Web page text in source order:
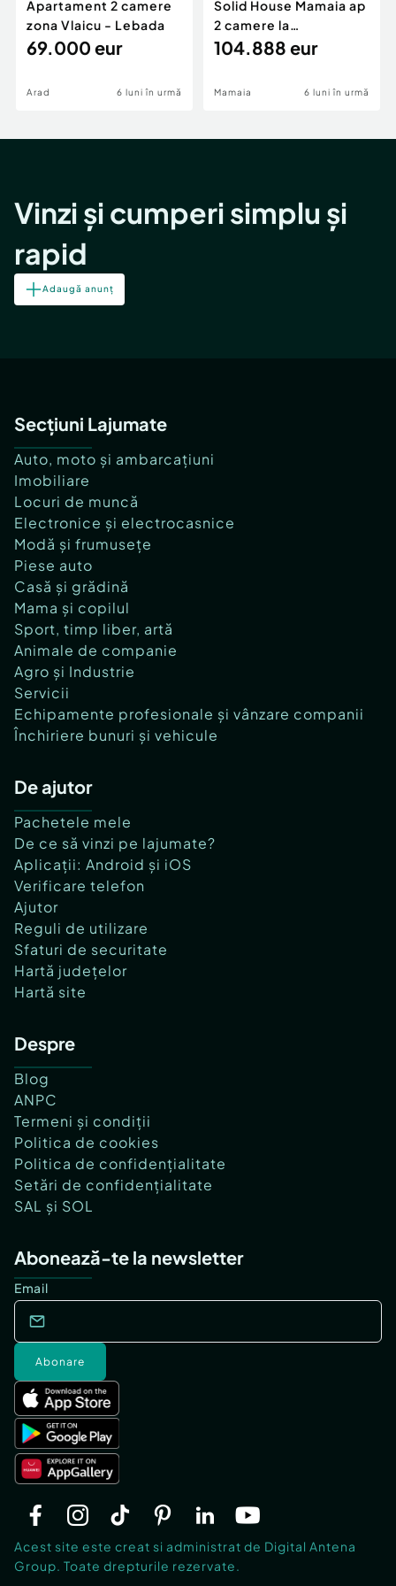
Apartament 2 camere
zona Vlaicu - Lebada
69.000 eur
Arad 6 luni în urmă
Solid House Mamaia ap
2 camere la
cheie,langa Mega
104.888 eur
Mamaia 6 luni în urmă
Vinzi și cumperi simplu și
rapid
Adaugă anunț
Secțiuni Lajumate
Auto, moto și ambarcațiuni
Imobiliare
Locuri de muncă
Electronice și electrocasnice
Modă și frumusețe
Piese auto
Casă și grădină
Mama și copilul
Sport, timp liber, artă
Animale de companie
Agro și Industrie
Servicii
Echipamente profesionale și vânzare companii
Închiriere bunuri și vehicule
De ajutor
Pachetele mele
De ce să vinzi pe lajumate?
Aplicații: Android și iOS
Verificare telefon
Ajutor
Reguli de utilizare
Sfaturi de securitate
Hartă județelor
Hartă site
Despre
Blog
ANPC
Termeni și condiții
Politica de cookies
Politica de confidențialitate
Setări de confidențialitate
SAL și SOL
Abonează-te la newsletter
Email
Abonare
Acest site este creat si administrat de Digital Antena
Group. Toate drepturile rezervate.